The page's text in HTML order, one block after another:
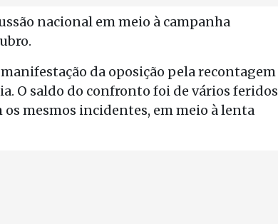
nacional em meio à campanha
da oposição pela recontagem
O saldo do confronto foi de vários feridos
mesmos incidentes, em meio à lenta